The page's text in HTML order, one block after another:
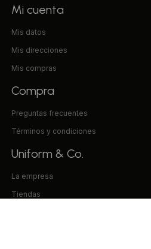
Mi cuenta
Mis datos
Mis direcciones
Mis compras
Compra
Preguntas frecuentes
Términos y condiciones
Uniform & Co.
La empresa
Tiendas